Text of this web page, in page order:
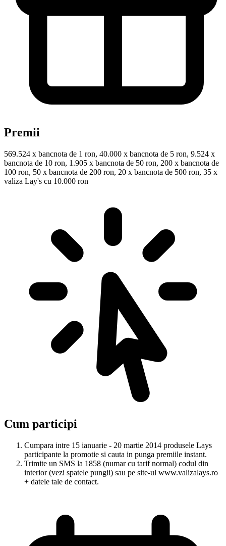
Premii
569.524 x bancnota de 1 ron, 40.000 x bancnota de 5 ron, 9.524 x
bancnota de 10 ron, 1.905 x bancnota de 50 ron, 200 x bancnota de
100 ron, 50 x bancnota de 200 ron, 20 x bancnota de 500 ron, 35 x
valiza Lay's cu 10.000 ron
Cum participi
Cumpara intre 15 ianuarie - 20 martie 2014 produsele Lays
participante la promotie si cauta in punga premiile instant.
Trimite un SMS la 1858 (numar cu tarif normal) codul din
interior (vezi spatele pungii) sau pe site-ul www.valizalays.ro
+ datele tale de contact.